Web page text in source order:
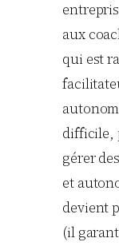
aux
qui est
difficile,
gérer
et
devient
(il